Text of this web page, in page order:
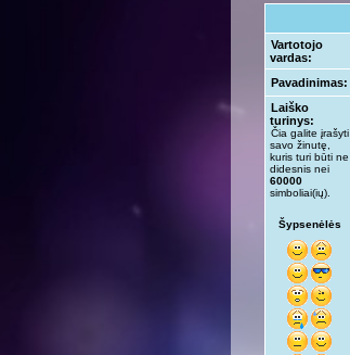
Vartotojo
vardas:
Pavadinimas:
Laiško
turinys:
Čia galite įrašyti
savo žinutę,
kuris turi būti ne
didesnis nei
60000
simboliai(ių).
Šypsenėlės